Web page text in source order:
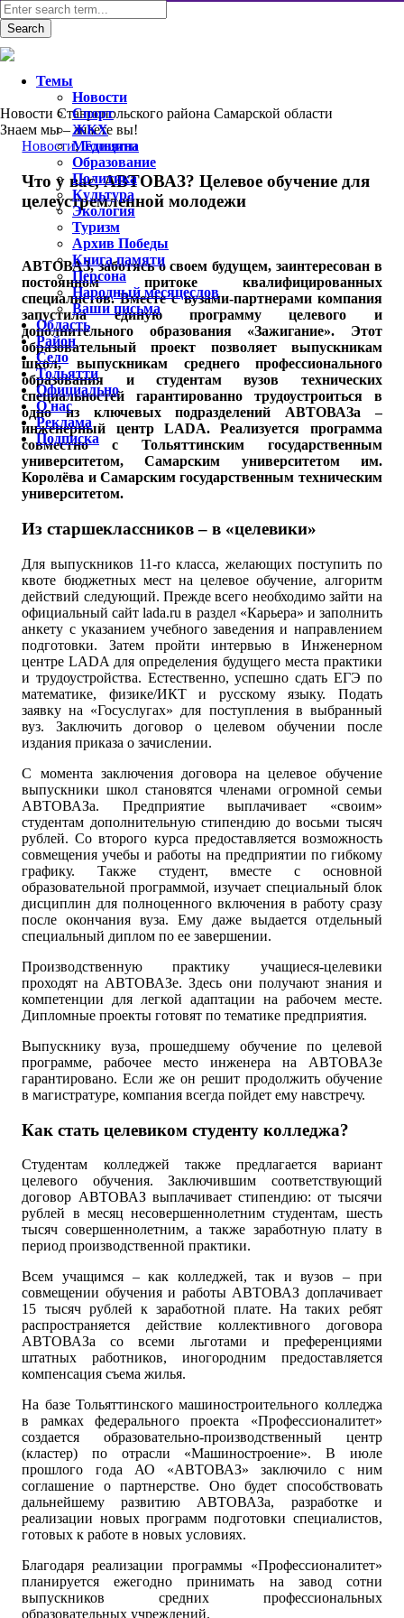
Новости Ставропольского района Самарской области
Знаем мы – знаете вы!
Новости,Тольятти
Что у вас, АВТОВАЗ? Целевое обучение для
целеустремленной молодежи
АВТОВАЗ, заботясь о своем будущем, заинтересован в
постоянном притоке квалифицированных
специалистов. Вместе с вузами-партнерами компания
запустила единую программу целевого и
дополнительного образования «Зажигание». Этот
образовательный проект позволяет выпускникам
школ, выпускникам среднего профессионального
образования и студентам вузов технических
специальностей гарантированно трудоустроиться в
одно из ключевых подразделений АВТОВАЗа –
инженерный центр LADA. Реализуется программа
совместно с Тольяттинским государственным
университетом, Самарским университетом им.
Королёва и Самарским государственным техническим
университетом.
Из старшеклассников – в «целевики»
Для выпускников 11-го класса, желающих поступить по
квоте бюджетных мест на целевое обучение, алгоритм
действий следующий. Прежде всего необходимо зайти на
официальный сайт lada.ru в раздел «Карьера» и заполнить
анкету с указанием учебного заведения и направлением
подготовки. Затем пройти интервью в Инженерном
центре LADA для определения будущего места практики
и трудоустройства. Естественно, успешно сдать ЕГЭ по
математике, физике/ИКТ и русскому языку. Подать
заявку на «Госуслугах» для поступления в выбранный
вуз. Заключить договор о целевом обучении после
издания приказа о зачислении.
С момента заключения договора на целевое обучение
выпускники школ становятся членами огромной семьи
АВТОВАЗа. Предприятие выплачивает «своим»
студентам дополнительную стипендию до восьми тысяч
рублей. Со второго курса предоставляется возможность
совмещения учебы и работы на предприятии по гибкому
графику. Также студент, вместе с основной
образовательной программой, изучает специальный блок
дисциплин для полноценного включения в работу сразу
после окончания вуза. Ему даже выдается отдельный
специальный диплом по ее завершении.
Производственную практику учащиеся-целевики
проходят на АВТОВАЗе. Здесь они получают знания и
компетенции для легкой адаптации на рабочем месте.
Дипломные проекты готовят по тематике предприятия.
Выпускнику вуза, прошедшему обучение по целевой
программе, рабочее место инженера на АВТОВАЗе
гарантировано. Если же он решит продолжить обучение
в магистратуре, компания всегда пойдет ему навстречу.
Как стать целевиком студенту колледжа?
Студентам колледжей также предлагается вариант
целевого обучения. Заключившим соответствующий
договор АВТОВАЗ выплачивает стипендию: от тысячи
рублей в месяц несовершеннолетним студентам, шесть
тысяч совершеннолетним, а также заработную плату в
период производственной практики.
Всем учащимся – как колледжей, так и вузов – при
совмещении обучения и работы АВТОВАЗ доплачивает
15 тысяч рублей к заработной плате. На таких ребят
распространяется действие коллективного договора
АВТОВАЗа со всеми льготами и преференциями
штатных работников, иногородним предоставляется
компенсация съема жилья.
На базе Тольяттинского машиностроительного колледжа
в рамках федерального проекта «Профессионалитет»
создается образовательно-производственный центр
(кластер) по отрасли «Машиностроение». В июле
прошлого года АО «АВТОВАЗ» заключило с ним
соглашение о партнерстве. Оно будет способствовать
дальнейшему развитию АВТОВАЗа, разработке и
реализации новых программ подготовки специалистов,
готовых к работе в новых условиях.
Благодаря реализации программы «Профессионалитет»
планируется ежегодно принимать на завод сотни
выпускников средних профессиональных
образовательных учреждений.
Темы
Новости
Спорт
ЖКХ
Медицина
Образование
Политика
Культура
Экология
Туризм
Архив Победы
Книга памяти
Персона
Народный месяцеслов
Ваши письма
Область
Район
Село
Тольятти
Официально
О нас
Реклама
Подписка